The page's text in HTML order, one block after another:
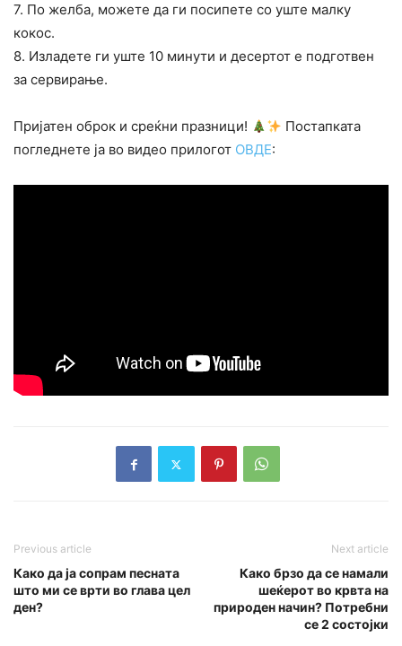
7. По желба, можете да ги посипете со уште малку
кокос.
8. Изладете ги уште 10 минути и десертот е подготвен
за сервирање.
Пријатен оброк и среќни празници!
Постапката
погледнете ја во видео прилогот ОВДЕ:
Previous article
Како да ја сопрам песната
што ми се врти во глава цел
ден?
Next article
Како брзо да се намали
шеќерот во крвта на
природен начин? Потребни
се 2 состојки